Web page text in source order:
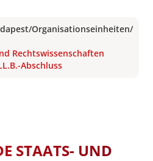
/Organisationseinheiten/
Rechtswissenschaften
Abschluss
STAATS- UND